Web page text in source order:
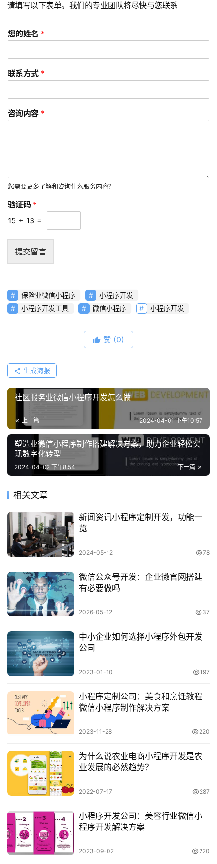
资
分
常
问
题
请填写以下表单。我们的专业团队将尽快与您联系
您的姓名 *
联系方式 *
咨询内容 *
您需要更多了解和咨询什么服务内容？
验证码 *
15 + 13 =
提交留言
保险业微信小程序
小程序开发
小程序开发工具
微信小程序 小程序开发
赞 (0)
生成海报
社区服务业微信小程序开发怎么做
上一篇 2024-04-01 下午10:57
塑造业微信小程序制作搭建解决方案，助力企业轻松实
现数字化转型
下一篇
2024-04-02 下午8:54
相关文章
新闻资讯小程序定制开发，功能一
览
2024-05-12 78
微信公众号开发：企业微官网搭建
有必要做吗
2026-05-12 37
中小企业如何选择小程序外包开发
公司
2023-01-10 197
小程序定制公司：美食和烹饪教程
微信小程序制作解决方案
2023-11-28 220
为什么说农业电商小程序开发是农
业发展的必然趋势？
2022-07-17 287
小程序开发公司：美容行业微信小
程序开发解决方案
2023-09-02 220